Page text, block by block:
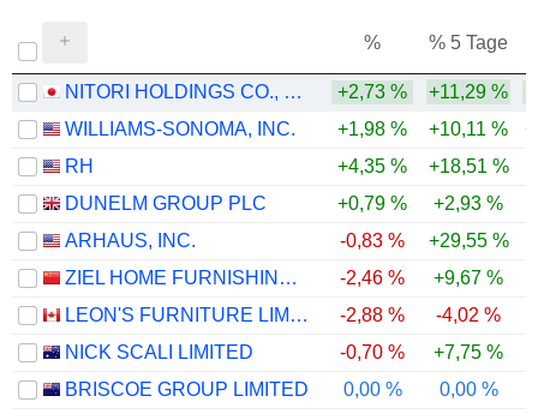
% % 5 Tage
NITORI HOLDINGS CO., LTD. +2,73 % +11,29 %
WILLIAMS-SONOMA, INC.
+1,98 % +10,11 %
RH
+4,35 % +18,51 %
DUNELM GROUP PLC
+0,79 % +2,93 %
ARHAUS, INC.
-0,83 % +29,55 %
ZIEL HOME FURNISHING TECHNOLOGY CO., LTD.
-2,46 % +9,67 %
LEON'S FURNITURE LIMITED
-2,88 % -4,02 %
NICK SCALI LIMITED
-0,70 % +7,75 %
BRISCOE GROUP LIMITED
0,00 % 0,00 %